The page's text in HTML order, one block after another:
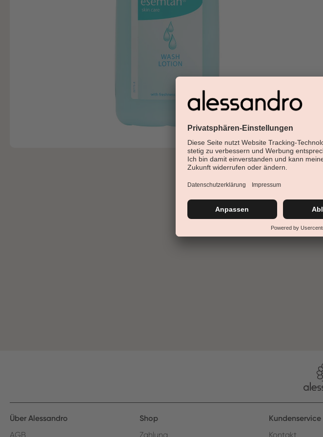
Über Alessandro
AGB
Shop
Zahlung
Kundenservice
Kontakt